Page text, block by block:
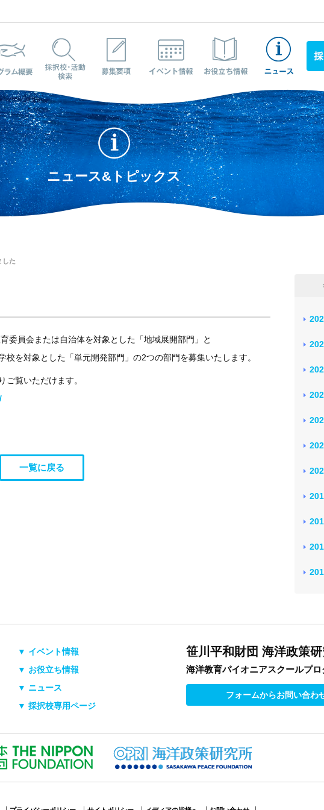
ニュース&トピックス
した
委員会または自治体を対象とした「地域展開部門」と
を対象とした「単元開発部門」の2つの部門を募集いたします。
覧いただけます。
一覧に戻る
笹川平和財団 海洋政策
海洋教育パイオニアスクールプ
フォームからお問い合わ
▼ イベント情報
▼ お役立ち情報
▼ ニュース
▼ 採択校専用ページ